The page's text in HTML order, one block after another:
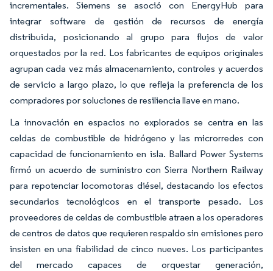
incrementales. Siemens se asoció con EnergyHub para
integrar software de gestión de recursos de energía
distribuida, posicionando al grupo para flujos de valor
orquestados por la red. Los fabricantes de equipos originales
agrupan cada vez más almacenamiento, controles y acuerdos
de servicio a largo plazo, lo que refleja la preferencia de los
compradores por soluciones de resiliencia llave en mano.
La innovación en espacios no explorados se centra en las
celdas de combustible de hidrógeno y las microrredes con
capacidad de funcionamiento en isla. Ballard Power Systems
firmó un acuerdo de suministro con Sierra Northern Railway
para repotenciar locomotoras diésel, destacando los efectos
secundarios tecnológicos en el transporte pesado. Los
proveedores de celdas de combustible atraen a los operadores
de centros de datos que requieren respaldo sin emisiones pero
insisten en una fiabilidad de cinco nueves. Los participantes
del mercado capaces de orquestar generación,